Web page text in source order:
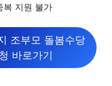
복 지원 불가
조부모 돌봄수당
바로가기